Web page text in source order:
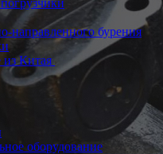
направленного бурения
из Китая
оборудование